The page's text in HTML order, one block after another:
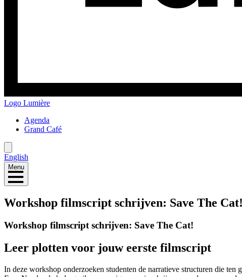
Logo Lumière
Agenda
Grand Café
English
Menu
Workshop filmscript schrijven: Save The Cat!
Workshop filmscript schrijven: Save The Cat!
Leer plotten voor jouw eerste filmscript
In deze workshop onderzoeken studenten de narratieve structuren die